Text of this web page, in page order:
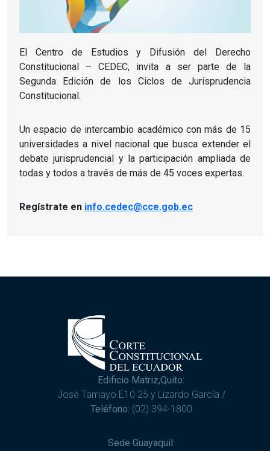
El Centro de Estudios y Difusión del Derecho
Constitucional – CEDEC, invita a ser parte de la
Segunda Edición de los Ciclos de Jurisprudencia
Constitucional.
Un espacio de intercambio académico con más de 15
universidades a nivel nacional que busca extender el
debate jurisprudencial y la participación ampliada de
todas y todos a través de más de 45 voces expertas.
Regístrate en info.cedec@cce.gob.ec
Edificio Matriz,Quito:
José Tamayo E10 25 y Lizardo García /
Teléfono: (02) 394-1800
Sede Guayaquil: